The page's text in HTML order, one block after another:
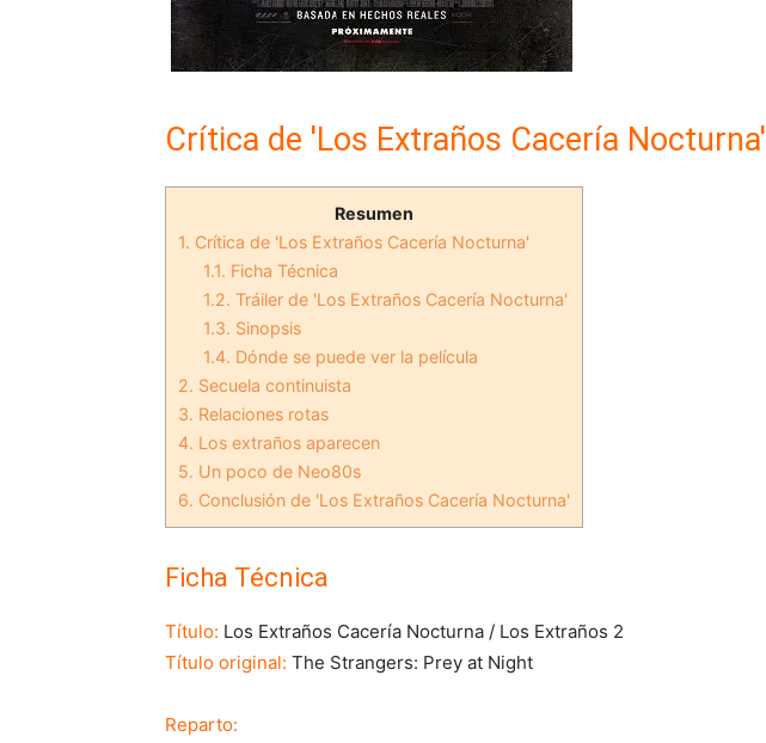
Crítica de 'Los Extraños Cacería Nocturna'
Resumen
1. Crítica de 'Los Extraños Cacería Nocturna'
1.1. Ficha Técnica
1.2. Tráiler de 'Los Extraños Cacería Nocturna'
1.3. Sinopsis
1.4. Dónde se puede ver la película
2. Secuela continuista
3. Relaciones rotas
4. Los extraños aparecen
5. Un poco de Neo80s
6. Conclusión de 'Los Extraños Cacería Nocturna'
Ficha Técnica
Título: Los Extraños Cacería Nocturna / Los Extraños 2
Título original: The Strangers: Prey at Night
Reparto: